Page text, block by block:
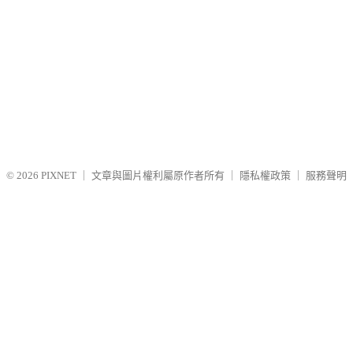
© 2026 PIXNET 文章與圖片權利屬原作者所有 隱私權政策 服務聲明